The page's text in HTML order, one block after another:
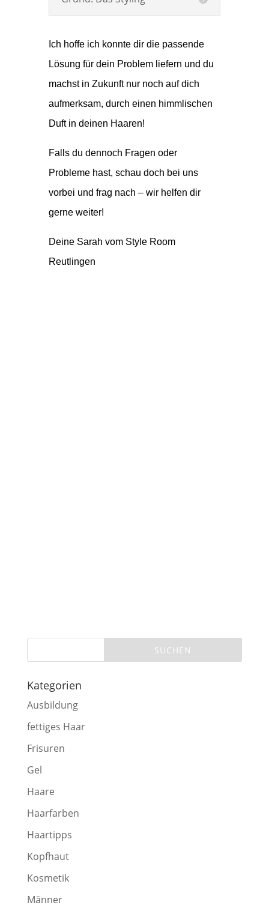
Ich hoffe ich konnte dir die passende
Lösung für dein Problem liefern und du
machst in Zukunft nur noch auf dich
aufmerksam, durch einen himmlischen
Duft in deinen Haaren!
Falls du dennoch Fragen oder
Probleme hast, schau doch bei uns
vorbei und frag nach – wir helfen dir
gerne weiter!
Deine Sarah vom Style Room
Reutlingen
Kategorien
Ausbildung
fettiges Haar
Frisuren
Gel
Haare
Haarfarben
Haartipps
Kopfhaut
Kosmetik
Männer